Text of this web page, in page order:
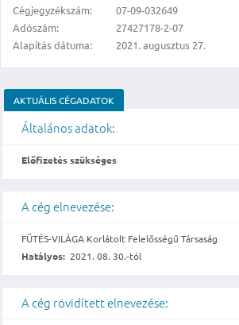
Cégjegyzékszám:
07-09-032649
Adószám:
27427178-2-07
Alapítás dátuma:
2021. augusztus 27.
AKTUÁLIS CÉGADATOK
Általános adatok:
Előfizetés szükséges
A cég elnevezése:
FŰTÉS-VILÁGA Korlátolt Felelősségű Társaság
Hatályos: 2021. 08. 30.-tól
A cég rövidített elnevezése: